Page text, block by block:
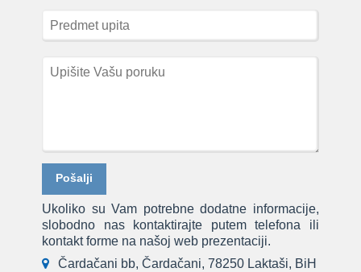
Ukoliko su Vam potrebne dodatne informacije,
slobodno nas kontaktirajte putem telefona ili
kontakt forme na našoj web prezentaciji.
Čardačani bb, Čardačani, 78250 Laktaši, BiH